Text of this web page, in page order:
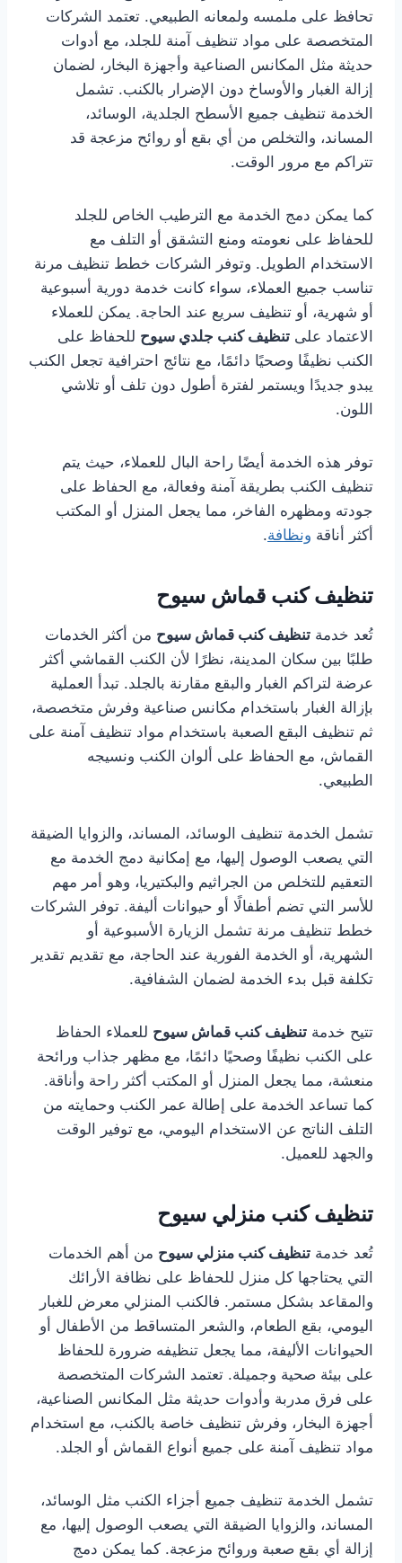
تحافظ على ملمسه ولمعانه الطبيعي. تعتمد الشركات
المتخصصة على مواد تنظيف آمنة للجلد، مع أدوات
حديثة مثل المكانس الصناعية وأجهزة البخار، لضمان
إزالة الغبار والأوساخ دون الإضرار بالكنب. تشمل
الخدمة تنظيف جميع الأسطح الجلدية، الوسائد،
المساند، والتخلص من أي بقع أو روائح مزعجة قد
تتراكم مع مرور الوقت.
كما يمكن دمج الخدمة مع الترطيب الخاص للجلد
للحفاظ على نعومته ومنع التشقق أو التلف مع
الاستخدام الطويل. وتوفر الشركات خطط تنظيف مرنة
تناسب جميع العملاء، سواء كانت خدمة دورية أسبوعية
أو شهرية، أو تنظيف سريع عند الحاجة. يمكن للعملاء
الاعتماد على تنظيف كنب جلدي سيوح للحفاظ على
الكنب نظيفًا وصحيًا دائمًا، مع نتائج احترافية تجعل الكنب
يبدو جديدًا ويستمر لفترة أطول دون تلف أو تلاشي
اللون.
توفر هذه الخدمة أيضًا راحة البال للعملاء، حيث يتم
تنظيف الكنب بطريقة آمنة وفعالة، مع الحفاظ على
جودته ومظهره الفاخر، مما يجعل المنزل أو المكتب
أكثر أناقة ونظافة.
تنظيف كنب قماش سيوح
تُعد خدمة تنظيف كنب قماش سيوح من أكثر الخدمات
طلبًا بين سكان المدينة، نظرًا لأن الكنب القماشي أكثر
عرضة لتراكم الغبار والبقع مقارنة بالجلد. تبدأ العملية
بإزالة الغبار باستخدام مكانس صناعية وفرش متخصصة،
ثم تنظيف البقع الصعبة باستخدام مواد تنظيف آمنة على
القماش، مع الحفاظ على ألوان الكنب ونسيجه
الطبيعي.
تشمل الخدمة تنظيف الوسائد، المساند، والزوايا الضيقة
التي يصعب الوصول إليها، مع إمكانية دمج الخدمة مع
التعقيم للتخلص من الجراثيم والبكتيريا، وهو أمر مهم
للأسر التي تضم أطفالًا أو حيوانات أليفة. توفر الشركات
خطط تنظيف مرنة تشمل الزيارة الأسبوعية أو
الشهرية، أو الخدمة الفورية عند الحاجة، مع تقديم تقدير
تكلفة قبل بدء الخدمة لضمان الشفافية.
تتيح خدمة تنظيف كنب قماش سيوح للعملاء الحفاظ
على الكنب نظيفًا وصحيًا دائمًا، مع مظهر جذاب ورائحة
منعشة، مما يجعل المنزل أو المكتب أكثر راحة وأناقة.
كما تساعد الخدمة على إطالة عمر الكنب وحمايته من
التلف الناتج عن الاستخدام اليومي، مع توفير الوقت
والجهد للعميل.
تنظيف كنب منزلي سيوح
تُعد خدمة تنظيف كنب منزلي سيوح من أهم الخدمات
التي يحتاجها كل منزل للحفاظ على نظافة الأرائك
والمقاعد بشكل مستمر. فالكنب المنزلي معرض للغبار
اليومي، بقع الطعام، والشعر المتساقط من الأطفال أو
الحيوانات الأليفة، مما يجعل تنظيفه ضرورة للحفاظ
على بيئة صحية وجميلة. تعتمد الشركات المتخصصة
على فرق مدربة وأدوات حديثة مثل المكانس الصناعية،
أجهزة البخار، وفرش تنظيف خاصة بالكنب، مع استخدام
مواد تنظيف آمنة على جميع أنواع القماش أو الجلد.
تشمل الخدمة تنظيف جميع أجزاء الكنب مثل الوسائد،
المساند، والزوايا الضيقة التي يصعب الوصول إليها، مع
إزالة أي بقع صعبة وروائح مزعجة. كما يمكن دمج